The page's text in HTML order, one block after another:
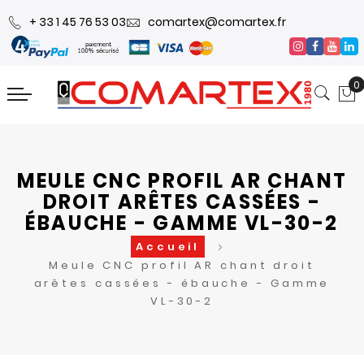
+ 33 1 45 76 53 03 comartex@comartex.fr
0
MEULE CNC PROFIL AR CHANT
DROIT ARÊTES CASSÉES -
ÉBAUCHE - GAMME VL-30-2
Accueil
Meule CNC profil AR chant droit
arêtes cassées - ébauche - Gamme
VL-30-2